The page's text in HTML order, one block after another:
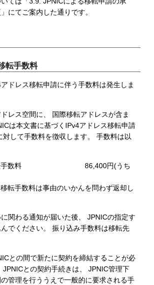
にてご案内した通りです。
転手数料
ドレス移転申請に伴う手数料は発生しま
レス空間に、 国際移転アドレスが含ま
は本文書に基づくIPv4アドレス移転申請
対して手数料を徴収します。 手数料は以
移転手数料 86,400円(うち
転手数料は事由のいかんを問わず返却し
関わる通知が届いた後、 JPNICの指定す
でください。 振り込み手数料は移転先
との間で新たに契約を締結することが必
JPNICとの契約手続きは、 JPNIC管理下
管理を行ううえで一般的に要求される手